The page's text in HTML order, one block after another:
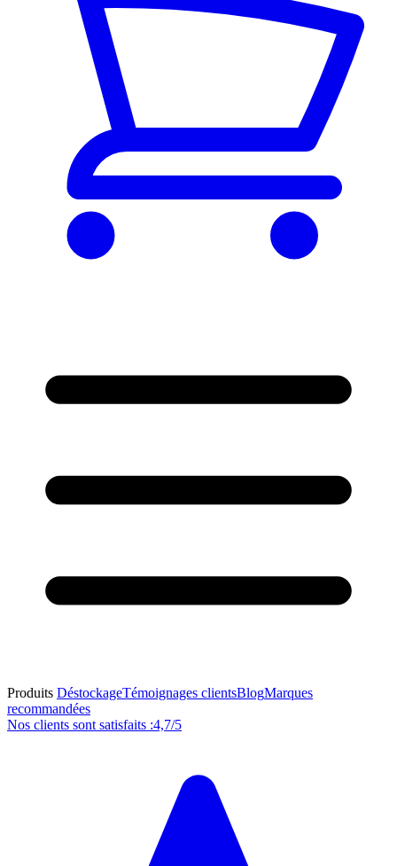
Produits DéstockageTémoignages clientsBlogMarques
recommandées
Nos clients sont satisfaits :4,7/5